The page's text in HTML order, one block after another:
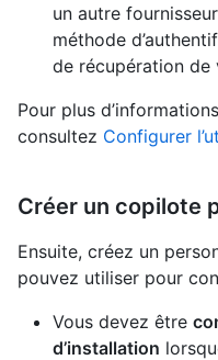
un autre
méthode
de récupération de
Pour plus
consultez Configurer
Créer un copilote
Ensuite, créez un
pouvez utiliser pour
Vous devez être
d’installation